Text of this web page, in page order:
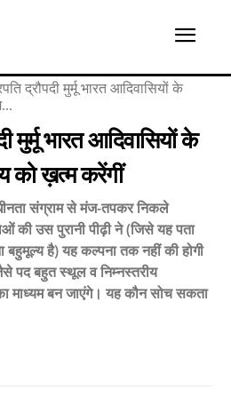
द्रौपदी मुर्मू भारत आदिवासियों के
मुर्मू भारत आदिवासियों के
को ख़त्म करेंगीं
संग्राम से मंज-तपकर निकले
की उस पुरानी पीढ़ी ने (जिसे यह पता
बहुमूल्य है) यह कल्पना तक नहीं की होगी
पद बहुत स्थूल व निम्नस्तरीय
का माध्यम बन जाएंगे। यह कौन सोच सकता